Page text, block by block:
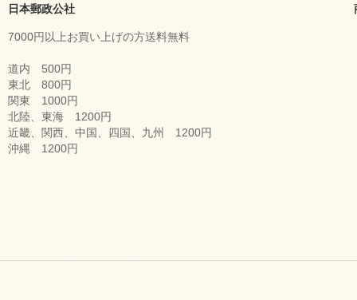
日本郵政公社
7000円以上お買い上げの方送料無料
道内 500円
東北 800円
関東 1000円
北陸、東海 1200円
近畿、関西、中国、四国、九州 1200円
沖縄 1200円